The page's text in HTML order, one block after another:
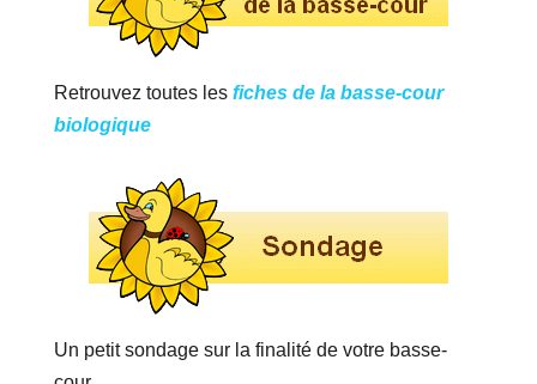
Retrouvez toutes les fiches de la basse-cour
biologique
Un petit sondage sur la finalité de votre basse-